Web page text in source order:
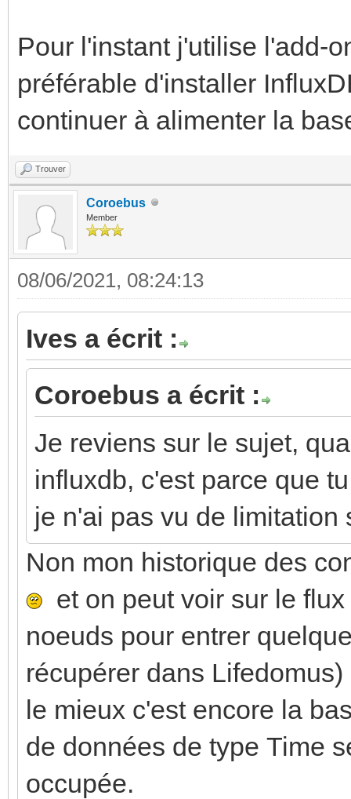
Pour l'instant j'utilise l'add-
préférable d'installer
continuer à alimenter la
Trouver
Coroebus
Member
08/06/2021, 08:24:13
Ives a écrit :
Coroebus a écrit :
Je reviens sur le sujet,
influxdb, c'est parce que
je n'ai pas vu de
Non mon historique des
et on peut voir sur le
noeuds pour entrer
récupérer dans
le mieux c'est encore la
de données de type Time
occupée.